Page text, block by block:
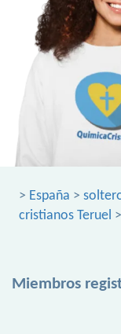
> España >
cristianos Teruel
Miembros